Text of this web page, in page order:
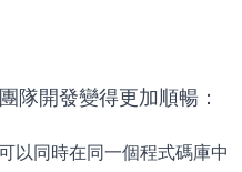
隊開發變得更加順暢：
以同時在同一個程式碼庫中